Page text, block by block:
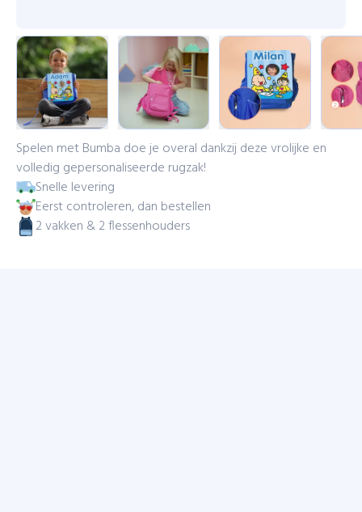
Spelen met Bumba doe je overal dankzij deze vrolijke en
volledig gepersonaliseerde rugzak!
Snelle levering
Eerst controleren, dan bestellen
2 vakken & 2 flessenhouders